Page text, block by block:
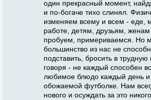
один прекрасный момент,
и по-богаче тихо слинял.
изменяем всему и всем - еде,
работе, детям, друзьям,
пробуем, примериваемся. Но
большинство из нас не
подставить, бросить в
говоря - не каждый способен
любимое блюдо каждый день и
обожаемой футболке. Нам
нового и осуждать за это